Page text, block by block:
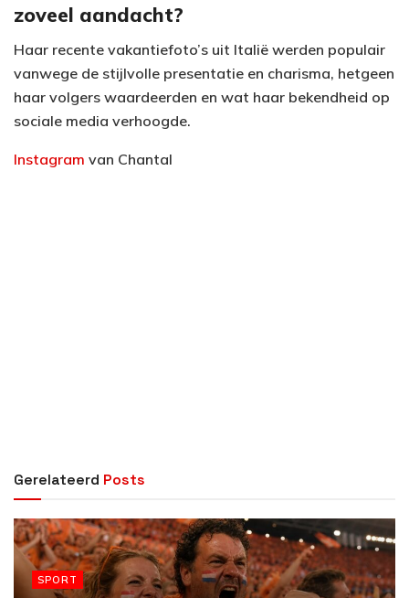
zoveel aandacht?
Haar recente vakantiefoto’s uit Italië werden populair
vanwege de stijlvolle presentatie en charisma, hetgeen
haar volgers waardeerden en wat haar bekendheid op
sociale media verhoogde.
Instagram van Chantal
Gerelateerd Posts
SPORT